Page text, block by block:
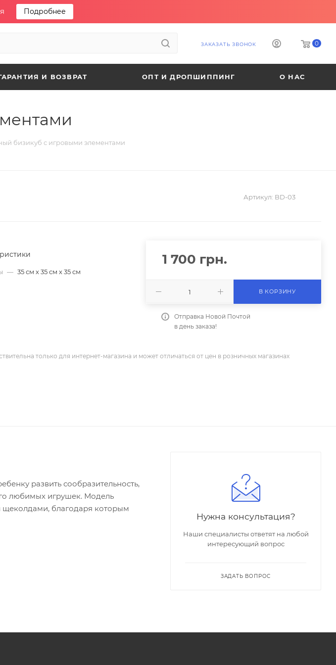
Подробнее
ЗАКАЗАТЬ ЗВОНОК 0
И ВОЗВРАТ ОПТ И ДРОПШИППИНГ О НАС
бизикуб с игровыми элементами
Артикул: BD-03
— 35 см х 35 см х 35 см
1 700 грн.
В КОРЗИНУ
Отправка Новой Почтой
в день заказа!
только для интернет-магазина и может отличаться от цен в розничных магазинах
развить сообразительность,
любимых игрушек. Модель
благодаря которым
Нужна консультация?
Наши специалисты ответят на любой
интересующий вопрос
ЗАДАТЬ ВОПРОС